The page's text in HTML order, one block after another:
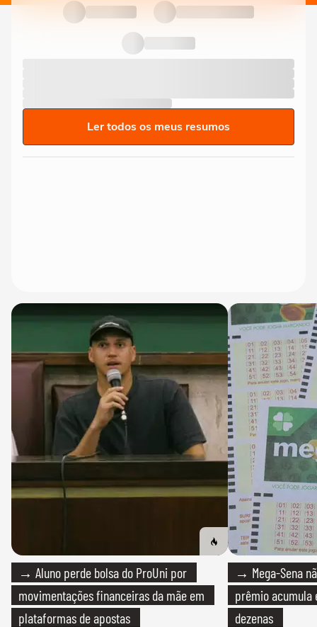
Ler todos os meus resumos
→ Aluno perde bolsa do ProUni por
movimentações financeiras da mãe em
plataformas de apostas
→ Mega-Sena
prêmio acumula
dezenas